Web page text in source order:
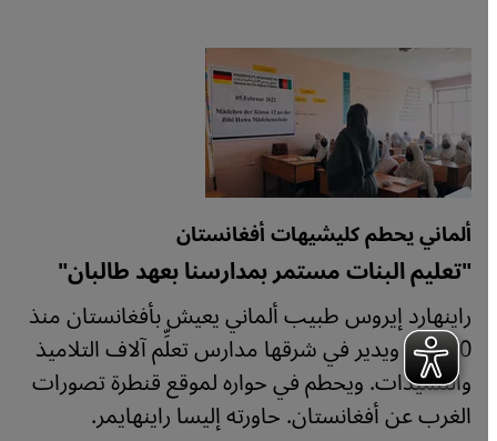
ألماني يحطم كليشيهات أفغانستان
"تعليم البنات مستمر بمدارسنا بعهد طالبان"
راينهارد إيروس طبيب ألماني يعيش بأفغانستان منذ
40 عاما ويدير في شرقها مدارس تعلِّم آلاف التلاميذ
والتلميذات. ويحطم في حواره لموقع قنطرة تصورات
الغرب عن أفغانستان. حاورته إليسا راينهايمر.